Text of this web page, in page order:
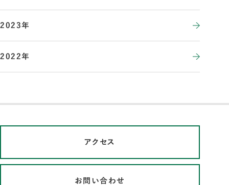
2023年
2022年
アクセス
お問い合わせ